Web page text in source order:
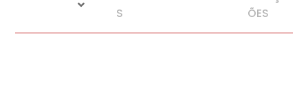
S
ÕES